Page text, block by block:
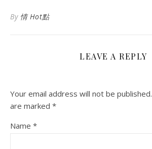
By 情 Hot點
LEAVE A REPLY
Your email address will not be published.
are marked *
Name *